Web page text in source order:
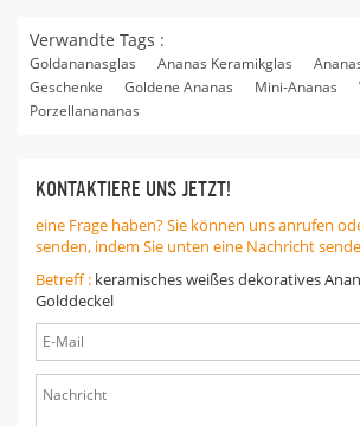
Verwandte Tags :
Goldananasglas Ananas Keramikglas
Geschenke
Goldene Ananas Mini-Ananas
Porzellanananas
KONTAKTIERE UNS JETZT!
eine Frage haben? Sie können uns anrufen
senden, indem Sie unten eine Nachricht
Betreff : keramisches weißes dekoratives
Golddeckel